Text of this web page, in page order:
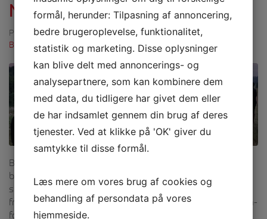
Nordea-fonden
Publiceret af Carsten | D. 16. januar 2026 | IBag om Bosei
Bæredygtighed
Bosei blomstrer vildt – Engen som laboratorie for
bæredygtighed Projektet, som er en del af Vekselvirke er
støttet af Nordea-fonden med 2 millioner kroner. Der skal
fra Idrætshøjskolen Bosei’s side lyde en stor tak til Nordea-
fonden for støtten. Idrætshøjskolen Bosei vil med støtten
formål, herunder: Tilpasning af annoncering,
bedre brugeroplevelse, funktionalitet,
statistik og marketing. Disse oplysninger
kan blive delt med annoncerings- og
analysepartnere, som kan kombinere dem
med data, du tidligere har givet dem eller
de har indsamlet gennem din brug af deres
tjenester. Ved at klikke på 'OK' giver du
samtykke til disse formål.
Læs mere om vores brug af cookies og
behandling af persondata på vores
hjemmeside.